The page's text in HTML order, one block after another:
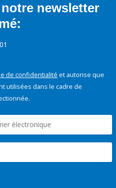
newsletter
de confidentialité et autorise que
utilisées dans le cadre de